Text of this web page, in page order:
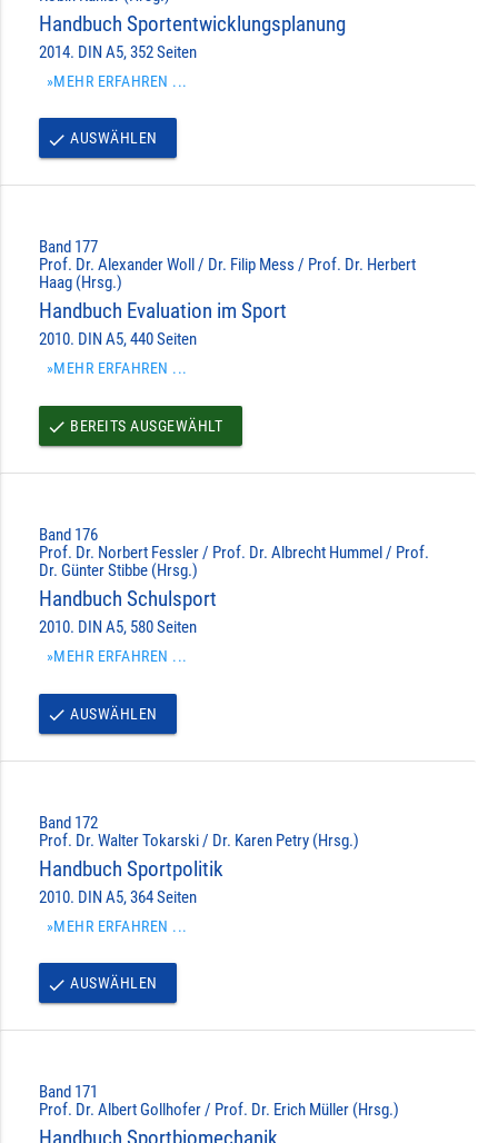
Handbuch Sportentwicklungsplanung
2014. DIN A5, 352 Seiten
»MEHR ERFAHREN ...
done AUSWÄHLEN
Band 177
Prof. Dr. Alexander Woll / Dr. Filip Mess / Prof. Dr. Herbert
Haag (Hrsg.)
Handbuch Evaluation im Sport
2010. DIN A5, 440 Seiten
»MEHR ERFAHREN ...
done BEREITS AUSGEWÄHLT
Band 176
Prof. Dr. Norbert Fessler / Prof. Dr. Albrecht Hummel / Prof.
Dr. Günter Stibbe (Hrsg.)
Handbuch Schulsport
2010. DIN A5, 580 Seiten
»MEHR ERFAHREN ...
done AUSWÄHLEN
Band 172
Prof. Dr. Walter Tokarski / Dr. Karen Petry (Hrsg.)
Handbuch Sportpolitik
2010. DIN A5, 364 Seiten
»MEHR ERFAHREN ...
done AUSWÄHLEN
Band 171
Prof. Dr. Albert Gollhofer / Prof. Dr. Erich Müller (Hrsg.)